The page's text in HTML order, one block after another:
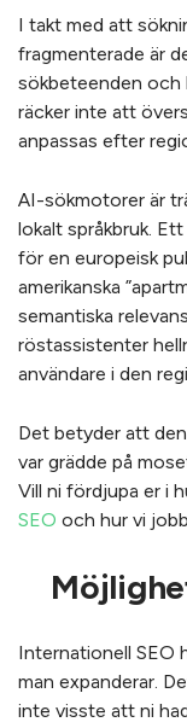
I takt med att
fragmenterade är
sökbeteenden och
räcker inte att
anpassas efter
AI-sökmotorer är
lokalt språkbruk.
för en europeisk
amerikanska
semantiska
röstassistenter
användare i den
Det betyder att
var grädde på
Vill ni fördjupa er i
SEO och hur vi
Internationell SEO
man expanderar.
inte visste att ni